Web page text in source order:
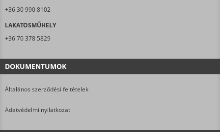
+36 30 990 8102
LAKATOSMŰHELY
+36 70 378 5829
DOKUMENTUMOK
Általános szerződési feltételek
Adatvédelmi nyilatkozat